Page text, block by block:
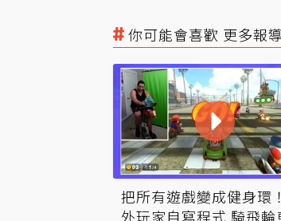
你可能會喜歡 更多報導
把所有遊戲變成健身環
外玩家自寫程式 騎飛輪